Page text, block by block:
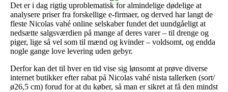
Det er i dag rigtig uproblematisk for almindelige dødelige at
analysere priser fra forskellige e-firmaer, og derved har langt de
fleste Nicolas vahé online selskaber fundet det uundgåeligt at
nedsætte salgsværdien på mange af deres varer – til drenge og
piger, lige så vel som til mænd og kvinder – voldsomt, og endda
nogle gange love levering uden gebyr.
Derfor kan det til hver en tid vise sig lønsomt at prøve diverse
internet butikker efter rabat på Nicolas vahé nista tallerken (sort/
ø26,5 cm) forud for at du køber, så man er sikret at få den mindst